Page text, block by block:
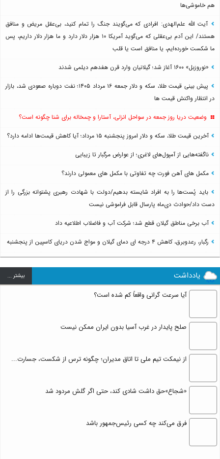
هم خاموشی‌ها
آیت الله علم‌الهدی: افرادی که می‌گویند جنگ را تمام کنید، بی‌عقل مریض و منافق
هستند/ این آدم بی‌عقلی که می‌گوید آمریکا ۱۰ هزار دلار دارد و ما هزار دلار داریم، پس
ما شکست خورده‌ایم، یا منافق است یا قلب
«نوروزبل» ۱۶۰۰ آغاز شد؛ گیلانیان وارد قرن هفدهم دیلمی شدند
پیش بینی قیمت طلا، سکه و دلار جمعه ۱۶ مرداد ۱۴۰۵؛ نفت دوباره صعودی شد، بازار
در انتظار واکنش قیمت ها
وضعیت دریا روز جمعه در سواحل انزلی، آستارا و چمخاله برای شنا چگونه است؟
آخرین قیمت طلا، سکه و دلار امروز پنجشنبه ۱۵ مرداد؛ آیا کاهش قیمت‌ها ادامه دارد؟
ناگفته‌هایی از آمپول‌های لاغری؛ از عوارض مرگبار تا زیبایی
مکمل های آهن فورت چه تفاوتی با مکمل های معمولی دارند؟
باید پُست‌ها را به افراد شایسته بدهیم/دولت با شهادت رهبری پشتوانه بزرگی را از
دست داد/حوادث دی‌ماه پارسال قابل فراموشی نیست
آب برخی مناطق گیلان قطع شد؛ شرکت آب و فاضلاب اطلاعیه داد
رگبار، رعدوبرق، کاهش ۴ درجه ای دمای گیلان و مواج شدن دریای کاسپین از پنجشنبه
یادداشت بيشتر ...
آیا سرعت گرانی واقعاً کم شده است؟
صلح پایدار در غرب آسیا بدون ایران ممکن نیست
از نیمکت تیم ملی تا اتاق مدیران؛ چگونه ترس از شکست، جسارت...
«شجاع»حق داشت شادی کند، حتی اگر گلش مردود شد
فرق می‌کند چه کسی رئیس‌جمهور باشد